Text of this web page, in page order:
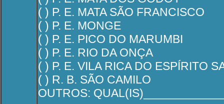
( ) P. E. MATA SÃO FRANCISCO
( ) P. E. MONGE
( ) P. E. PICO DO MARUMBI
( ) P. E. RIO DA ONÇA
( ) P. E. VILA RICA DO ESPÍRITO
( ) R. B. SÃO CAMILO
OUTROS: